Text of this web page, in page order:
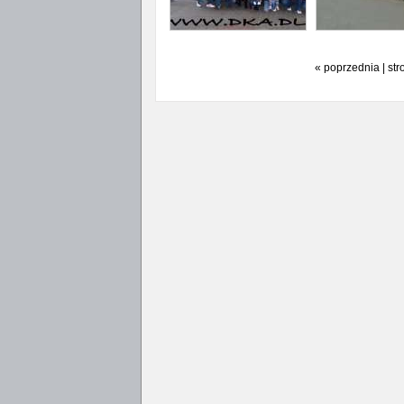
« poprzednia |